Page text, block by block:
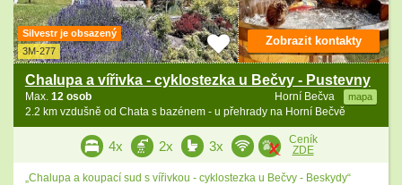
Silvestr je obsazený
3M-277
Chalupa a vířivka - cyklostezka u Bečvy - Pustevny
Horní Bečva mapa
Max. 12 osob
2.2 km vzdušně od Chata s bazénem - u přehrady na Horní Bečvě
Zobrazit kontakty
4x 2x 3x
Ceník
ZDE
„Chalupa a koupací sud s vířivkou - cyklostezka u Bečvy - Beskydy“